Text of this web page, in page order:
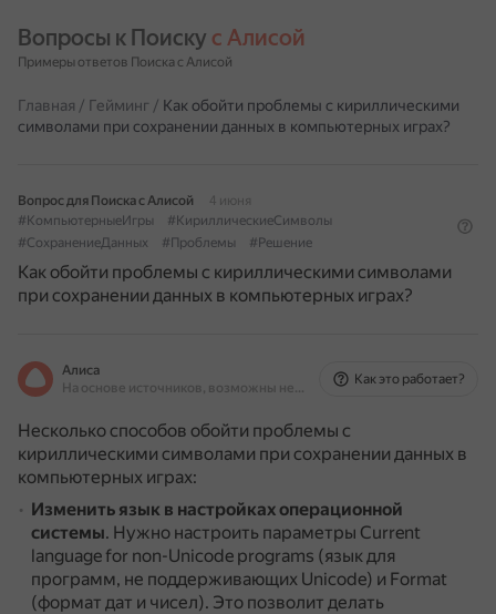
Вопросы к Поиску с Алисой
Примеры ответов Поиска с Алисой
Главная / Гейминг / Как обойти проблемы с кириллическими
символами при сохранении данных в компьютерных играх?
Вопрос для Поиска с Алисой
4 июня
#КомпьютерныеИгры
#КириллическиеСимволы
#СохранениеДанных
#Проблемы #Решение
Как обойти проблемы с кириллическими символами
при сохранении данных в компьютерных играх?
Алиса
На основе источников, возможны неточности
Как это работает?
Несколько способов обойти проблемы с
кириллическими символами при сохранении данных в
компьютерных играх:
Изменить язык в настройках операционной
системы. Нужно настроить параметры Current
language for non-Unicode programs (язык для
программ, не поддерживающих Unicode) и Format
(формат дат и чисел). Это позволит делать